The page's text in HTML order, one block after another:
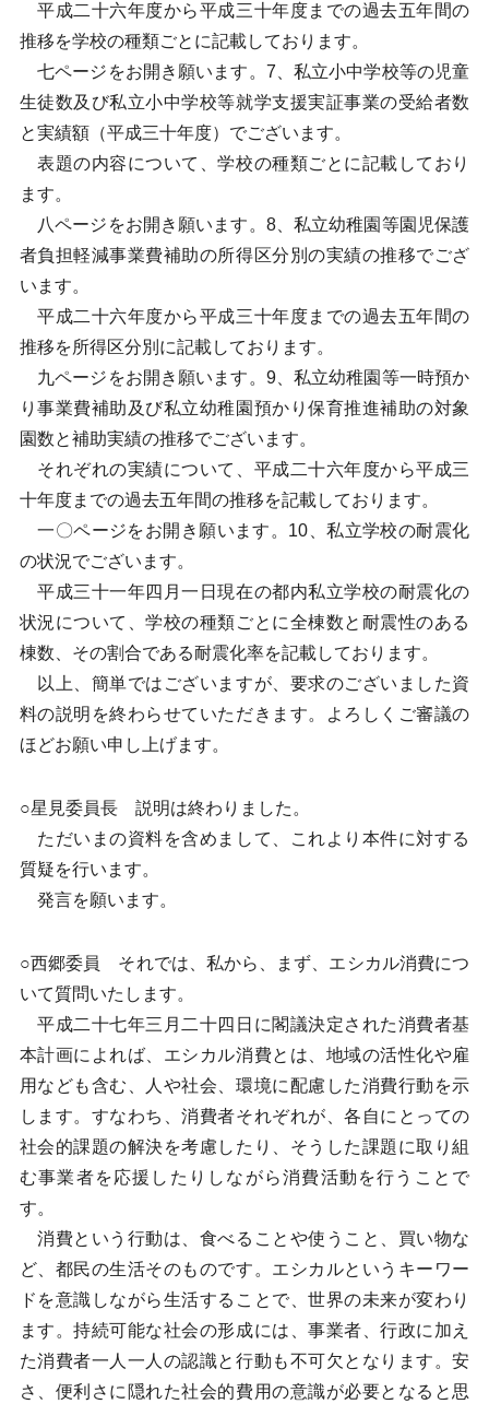
平成二十六年度から平成三十年度までの過去五年間の
推移を学校の種類ごとに記載しております。
七ページをお開き願います。7、私立小中学校等の児童
生徒数及び私立小中学校等就学支援実証事業の受給者数
と実績額（平成三十年度）でございます。
表題の内容について、学校の種類ごとに記載しており
ます。
八ページをお開き願います。8、私立幼稚園等園児保護
者負担軽減事業費補助の所得区分別の実績の推移でござ
います。
平成二十六年度から平成三十年度までの過去五年間の
推移を所得区分別に記載しております。
九ページをお開き願います。9、私立幼稚園等一時預か
り事業費補助及び私立幼稚園預かり保育推進補助の対象
園数と補助実績の推移でございます。
それぞれの実績について、平成二十六年度から平成三
十年度までの過去五年間の推移を記載しております。
一〇ページをお開き願います。10、私立学校の耐震化
の状況でございます。
平成三十一年四月一日現在の都内私立学校の耐震化の
状況について、学校の種類ごとに全棟数と耐震性のある
棟数、その割合である耐震化率を記載しております。
以上、簡単ではございますが、要求のございました資
料の説明を終わらせていただきます。よろしくご審議の
ほどお願い申し上げます。
○星見委員長 説明は終わりました。
ただいまの資料を含めまして、これより本件に対する
質疑を行います。
発言を願います。
○西郷委員 それでは、私から、まず、エシカル消費につ
いて質問いたします。
平成二十七年三月二十四日に閣議決定された消費者基
本計画によれば、エシカル消費とは、地域の活性化や雇
用なども含む、人や社会、環境に配慮した消費行動を示
します。すなわち、消費者それぞれが、各自にとっての
社会的課題の解決を考慮したり、そうした課題に取り組
む事業者を応援したりしながら消費活動を行うことで
す。
消費という行動は、食べることや使うこと、買い物な
ど、都民の生活そのものです。エシカルというキーワー
ドを意識しながら生活することで、世界の未来が変わり
ます。持続可能な社会の形成には、事業者、行政に加え
た消費者一人一人の認識と行動も不可欠となります。安
さ、便利さに隠れた社会的費用の意識が必要となると思